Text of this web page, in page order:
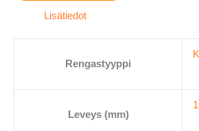
15
Lisätiedot
Rengastyyppi
Leveys (mm)